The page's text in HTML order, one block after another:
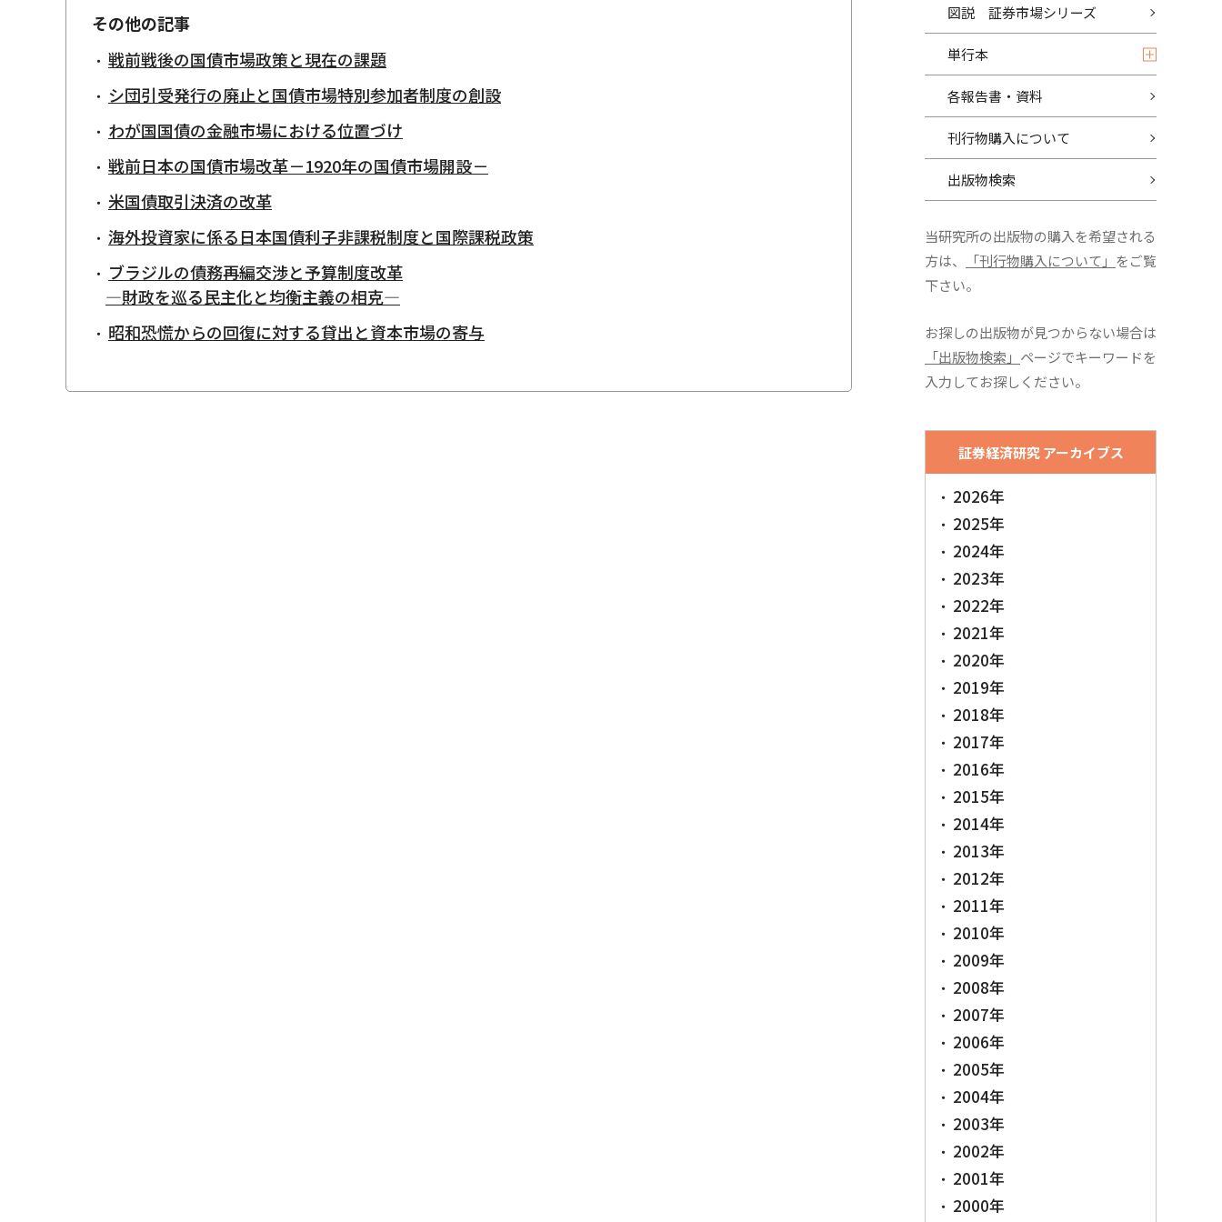
その他の記事
戦前戦後の国債市場政策と現在の課題
シ団引受発行の廃止と国債市場特別参加者制度の創設
わが国国債の金融市場における位置づけ
戦前日本の国債市場改革－1920年の国債市場開設－
米国債取引決済の改革
海外投資家に係る日本国債利子非課税制度と国際課税政策
ブラジルの債務再編交渉と予算制度改革
―財政を巡る民主化と均衡主義の相克―
昭和恐慌からの回復に対する貸出と資本市場の寄与
図説 証券市場シリーズ
単行本
各報告書・資料
刊行物購入について
出版物検索
当研究所の出版物の購入を希望される
方は、
「刊行物購入について」 をご覧
下さい。
お探しの出版物が見つからない場合は
「出版物検索」 ページでキーワードを
入力してお探しください。
証券経済研究 アーカイブス
2026年
2025年
2024年
2023年
2022年
2021年
2020年
2019年
2018年
2017年
2016年
2015年
2014年
2013年
2012年
2011年
2010年
2009年
2008年
2007年
2006年
2005年
2004年
2003年
2002年
2001年
2000年